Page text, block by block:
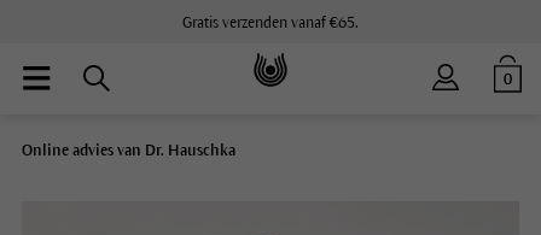
Gratis verzenden vanaf €65.
0
Online advies van Dr. Hauschka